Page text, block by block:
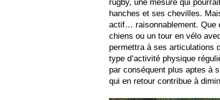
rugby, une mesure qui
hanches et ses chevilles.
actif… raisonnablement. Que
chiens ou un tour en vélo
permettra à ses articulations
type d’activité physique
par conséquent plus aptes à
qui en retour contribue à